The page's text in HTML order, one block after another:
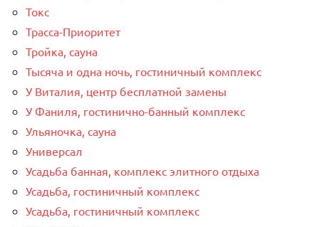
Токс
Трасса-Приоритет
Тройка, сауна
Тысяча и одна ночь, гостиничный комплекс
У Виталия, центр бесплатной замены
У Фаниля, гостинично-банный комплекс
Ульяночка, сауна
Универсал
Усадьба банная, комплекс элитного отдыха
Усадьба, гостиничный комплекс
Усадьба, гостиничный комплекс